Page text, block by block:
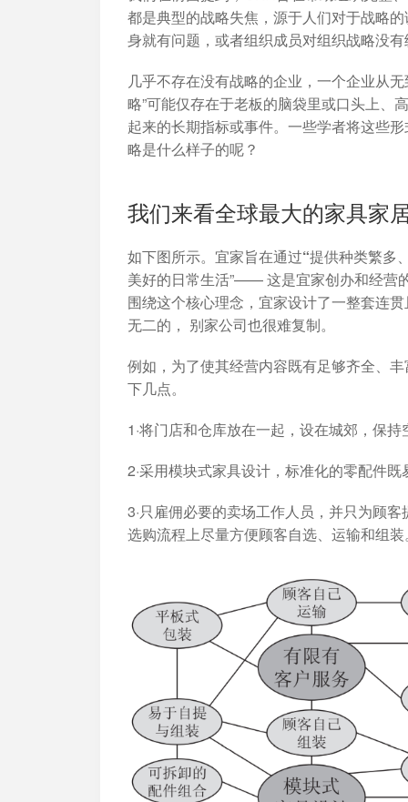
都是典型的战略失焦 ，源于人们对于战略
身就有问题，或者组织成员对组织战略没
几乎不存在没有战略的企业，一个企业从
略”可能仅存在于老板的脑袋里或口头上、
起来的长期指标或事件。一些学者将这些
略是什么样子的呢？
我们来看全球最大的家具家
如下图所示。宜家旨在通过“提供种类繁多
美好的日常生活”—— 这是宜家创办和经营
围绕这个核心理念，宜家设计了一整套连
无二的， 别家公司也很难复制。
例如，为了使其经营内容既有足够齐全、
下几点。
1·将门店和仓库放在一起，设在城郊，保
2·采用模块式家具设计，标准化的零配件
3·只雇佣必要的卖场工作人员，并只为顾
选购流程上尽量方便顾客自选、运输和组装